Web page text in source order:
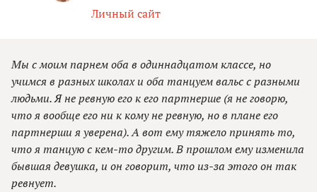
Личный сайт
Мы с моим парнем оба в одиннадцатом классе, но
учимся в разных школах и оба танцуем вальс с разными
людьми. Я не ревную его к его партнерше (я не говорю,
что я вообще его ни к кому не ревную, но в плане его
партнерши я уверена). А вот ему тяжело принять то,
что я танцую с кем-то другим. В прошлом ему изменила
бывшая девушка, и он говорит, что из-за этого он так
ревнует.